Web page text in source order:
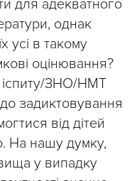
для адекватного
однак
усі в такому
оцінювання?
іспиту/ЗНО/НМТ
задиктовування
від дітей
На нашу думку,
у випадку